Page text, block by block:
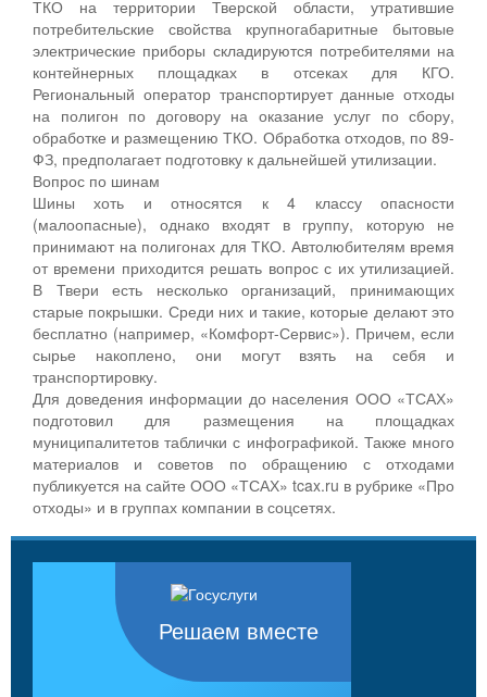
ТКО на территории Тверской области, утратившие
потребительские свойства крупногабаритные бытовые
электрические приборы складируются потребителями на
контейнерных площадках в отсеках для КГО.
Региональный оператор транспортирует данные отходы
на полигон по договору на оказание услуг по сбору,
обработке и размещению ТКО. Обработка отходов, по 89-
ФЗ, предполагает подготовку к дальнейшей утилизации.
Вопрос по шинам
Шины хоть и относятся к 4 классу опасности
(малоопасные), однако входят в группу, которую не
принимают на полигонах для ТКО. Автолюбителям время
от времени приходится решать вопрос с их утилизацией.
В Твери есть несколько организаций, принимающих
старые покрышки. Среди них и такие, которые делают это
бесплатно (например, «Комфорт-Сервис»). Причем, если
сырье накоплено, они могут взять на себя и
транспортировку.
Для доведения информации до населения ООО «ТСАХ»
подготовил для размещения на площадках
муниципалитетов таблички с инфографикой. Также много
материалов и советов по обращению с отходами
публикуется на сайте ООО «ТСАХ» tcax.ru в рубрике «Про
отходы» и в группах компании в соцсетях.
Решаем вместе